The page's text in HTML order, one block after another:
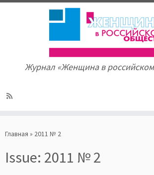
to
Журнал «Женщина в
Главная » 2011 № 2
Issue: 2011 № 2